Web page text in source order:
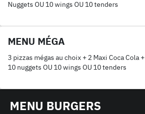
Nuggets OU 10 wings OU 10 tenders
MENU MÉGA
3 pizzas mégas au choix + 2 Maxi Coca Cola +
10 nuggets OU 10 wings OU 10 tenders
MENU BURGERS